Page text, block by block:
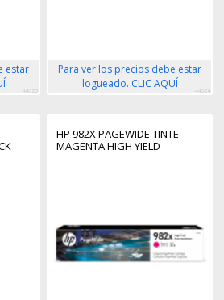
estar
44620
Para ver los precios debe estar
logueado. CLIC AQUÍ
44624
HP 982X PAGEWIDE TINTE
MAGENTA HIGH YIELD